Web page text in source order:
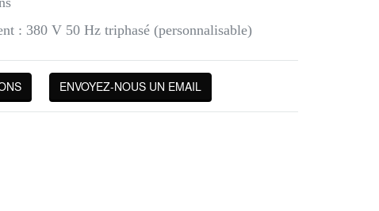
: 380 V 50 Hz triphasé (personnalisable)
ENVOYEZ-NOUS UN EMAIL